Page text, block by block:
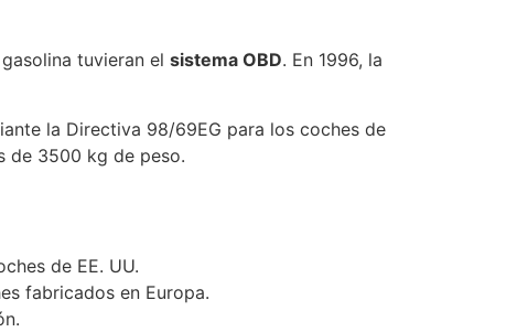
tuvieran el sistema OBD. En 1996, la
la Directiva 98/69EG para los coches de
de 3500 kg de peso.
de EE. UU.
fabricados en Europa.